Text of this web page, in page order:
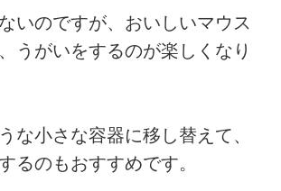
いのですが、おいしいマウス
うがいをするのが楽しくなり
な小さな容器に移し替えて、
るのもおすすめです。